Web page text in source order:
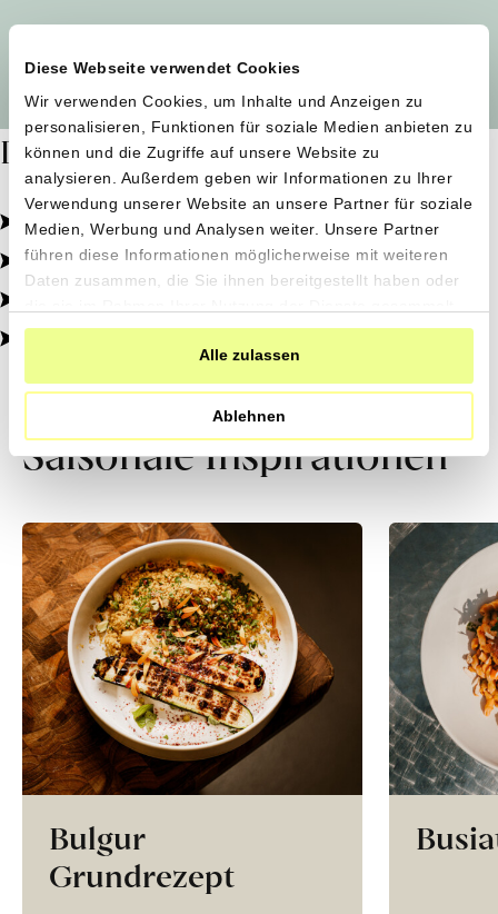
Diese Webseite verwendet Cookies
Wir verwenden Cookies, um Inhalte und Anzeigen zu
personalisieren, Funktionen für soziale Medien anbieten zu
können und die Zugriffe auf unsere Website zu
analysieren. Außerdem geben wir Informationen zu Ihrer
Verwendung unserer Website an unsere Partner für soziale
Medien, Werbung und Analysen weiter. Unsere Partner
führen diese Informationen möglicherweise mit weiteren
Daten zusammen, die Sie ihnen bereitgestellt haben oder
haben.
Alle zulassen
Ablehnen
Dafür stehen wir
Pestizidfrei angebaut, schonend verarbeitet.
Natürliche Zutaten, echter Geschmack.
Von kleinen Höfen, direkt zu dir.
100% transparent, 0% Zusatzstoffe.
Saisonale Inspirationen
Bulgur
Grundrezept